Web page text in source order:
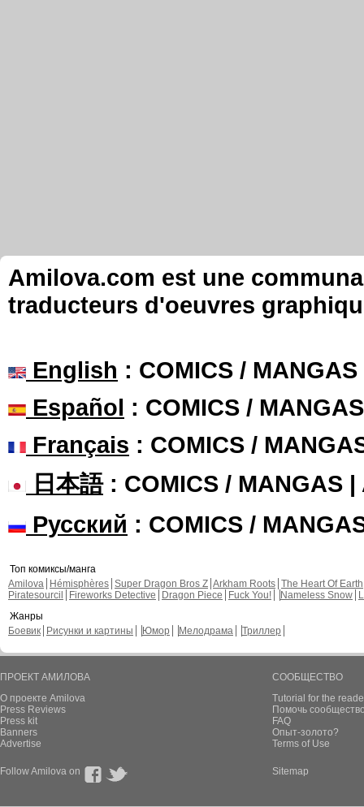
Amilova.com est une
traducteurs d'oeuvres
English : COMICS /
Español : COMICS /
Français : COMICS /
日本語: COMICS / MANGAS |
Русский : COMICS /
Топ комиксы/манга
Amilova
Hémisphères Super Dragon Bros Z Arkham Roots The Heart Of Earth
Piratesourcil
Fireworks Detective Dragon Piece Fuck You! Nameless Snow
Жанры
Боевик
Рисунки и картины Юмор Мелодрама Триллер
ПРОЕКТ АМИЛОВА
О проекте Amilova
Press Reviews
Press kit
Banners
Advertise
СООБЩЕСТВО
Tutorial for the
Помочь
FAQ
Опыт-золото?
Terms of Use
Follow Amilova on Sitemap